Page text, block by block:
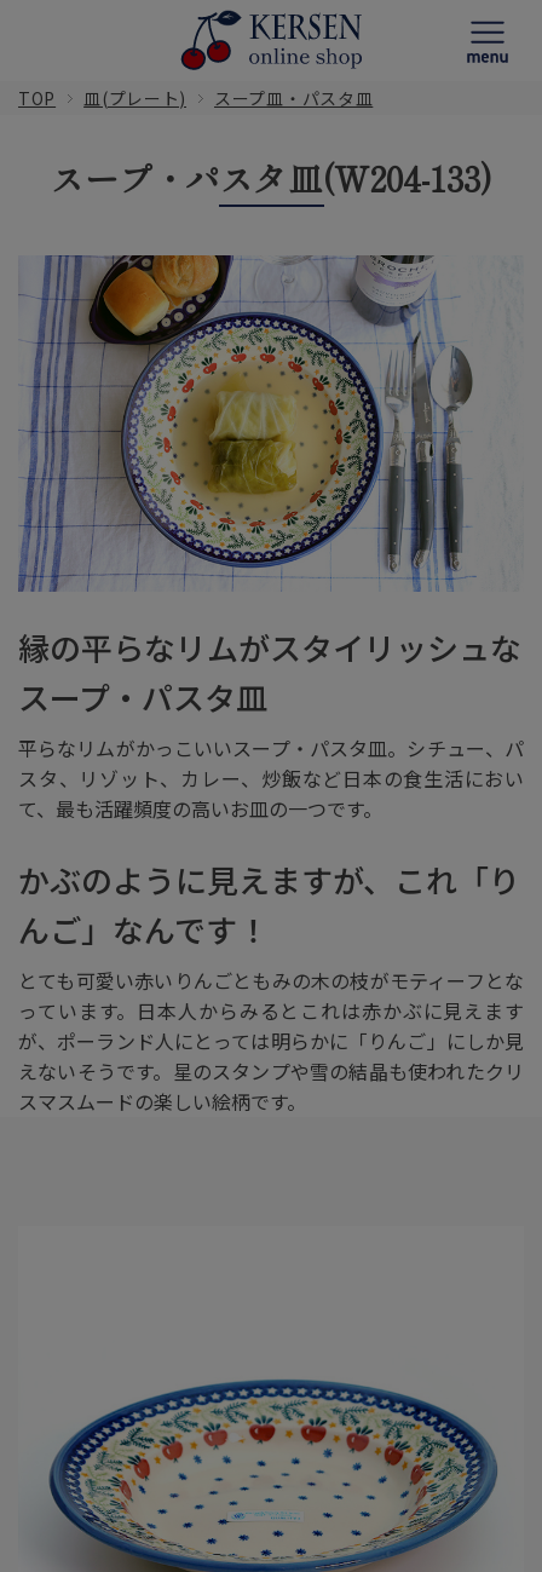
TOP 皿(プレート) スープ皿・パスタ皿
スープ・パスタ皿(W204-133)
縁の平らなリムがスタイリッシュな
スープ・パスタ皿
平らなリムがかっこいいスープ・パスタ皿。シチュー、パ
スタ、リゾット、カレー、炒飯など日本の食生活におい
て、最も活躍頻度の高いお皿の一つです。
かぶのように見えますが、これ「り
んご」なんです！
とても可愛い赤いりんごともみの木の枝がモティーフとな
っています。日本人からみるとこれは赤かぶに見えます
が、ポーランド人にとっては明らかに「りんご」にしか見
えないそうです。星のスタンプや雪の結晶も使われたクリ
スマスムードの楽しい絵柄です。